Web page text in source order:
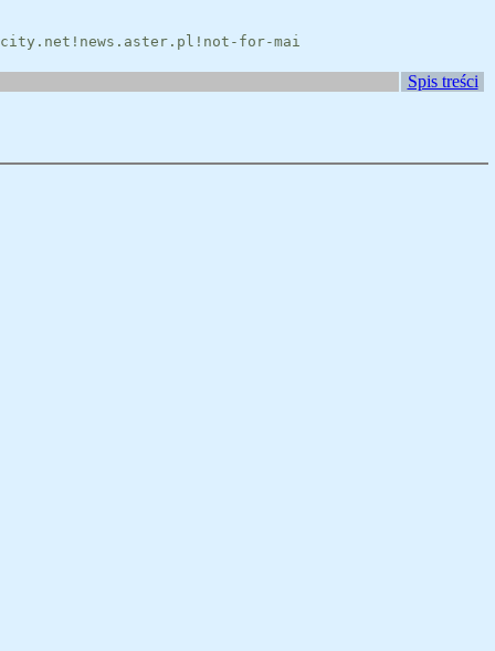
for-mai
Spis treści